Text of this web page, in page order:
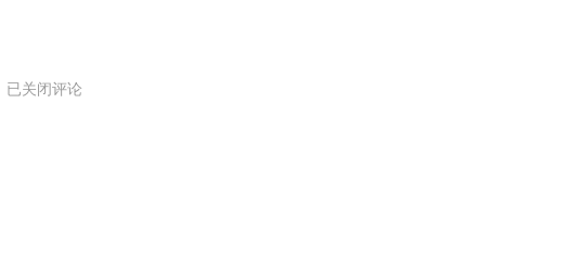
996
已关闭评论